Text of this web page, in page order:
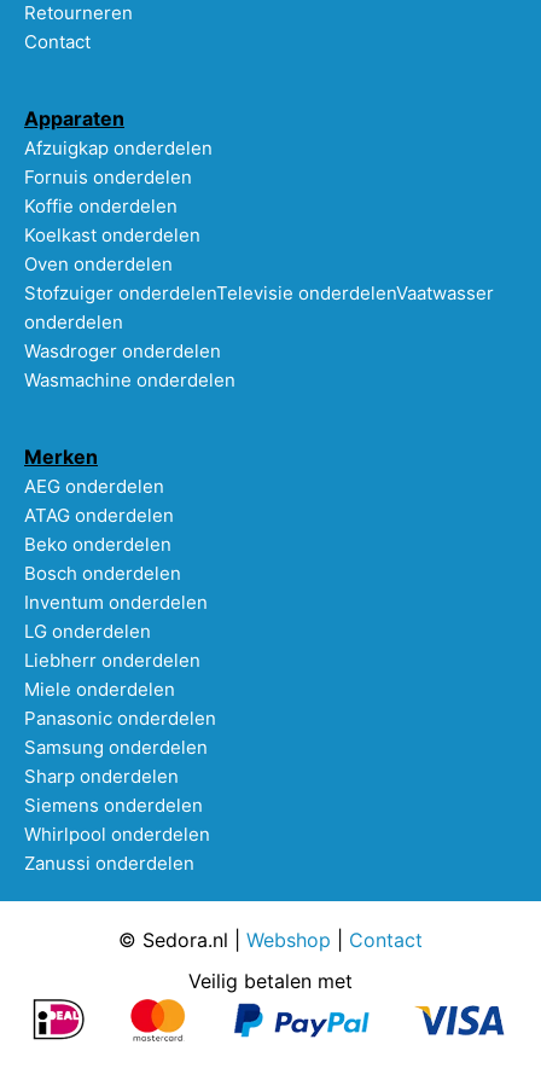
Retourneren
Contact
Apparaten
Afzuigkap onderdelen
Fornuis onderdelen
Koffie onderdelen
Koelkast onderdelen
Oven onderdelen
Stofzuiger onderdelenTelevisie onderdelenVaatwasser
onderdelen
Wasdroger onderdelen
Wasmachine onderdelen
Merken
AEG onderdelen
ATAG onderdelen
Beko onderdelen
Bosch onderdelen
Inventum onderdelen
LG onderdelen
Liebherr onderdelen
Miele onderdelen
Panasonic onderdelen
Samsung onderdelen
Sharp onderdelen
Siemens onderdelen
Whirlpool onderdelen
Zanussi onderdelen
© Sedora.nl | Webshop
Contact
Veilig betalen met